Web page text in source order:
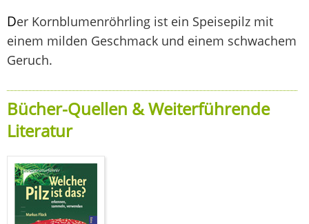
Der Kornblumenröhrling ist ein Speisepilz mit
einem milden Geschmack und einem schwachem
Geruch.
Bücher-Quellen & Weiterführende
Literatur